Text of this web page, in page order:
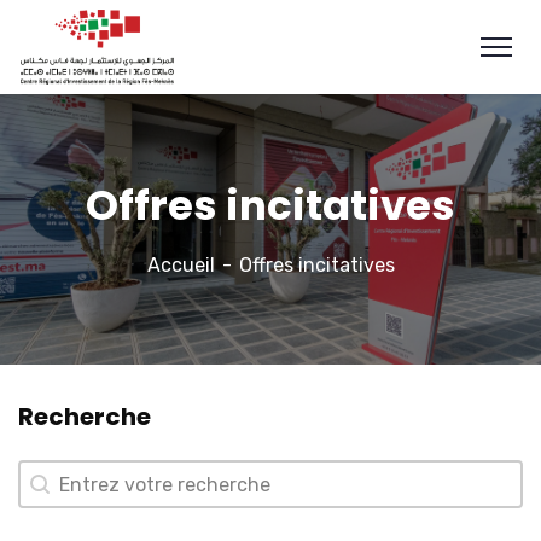
Offres incitatives
Accueil Offres incitatives
Recherche
Recherche
Recherche